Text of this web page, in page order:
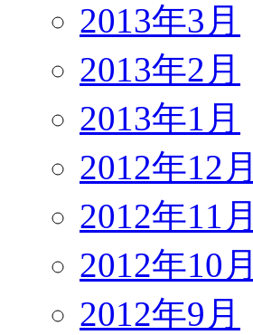
2013年3月
2013年2月
2013年1月
2012年12月
2012年11月
2012年10月
2012年9月